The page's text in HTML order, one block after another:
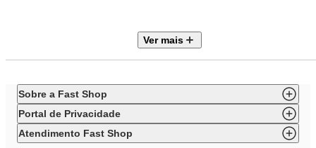
ESPECIFICAÇÕES TÉCNICAS
Cor: Branco
Tipo: 2 portas
Com Freezer: Sim
Tecnologia: Inverter Frost Free
Inteligência Artificial: Sim
Produto conectado: Não
Ver mais
Sobre a Fast Shop
Portal de Privacidade
Atendimento Fast Shop